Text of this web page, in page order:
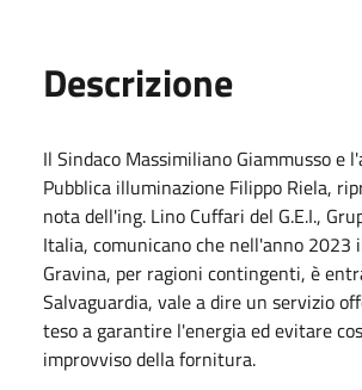
Descrizione
Il Sindaco Massimiliano Giammusso e
Pubblica illuminazione Filippo Riela,
nota dell'ing. Lino Cuffari del G.E.I.,
Italia, comunicano che nell'anno 2023
Gravina, per ragioni contingenti, è
Salvaguardia, vale a dire un servizio
teso a garantire l'energia ed evitare
improvviso della fornitura.